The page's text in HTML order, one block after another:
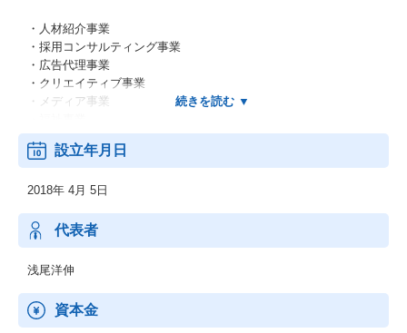
・人材紹介事業
・採用コンサルティング事業
・広告代理事業
・クリエイティブ事業
・メディア事業
・DX事業
若手主体（特に20代が中心）の組織で、スピード感を重視した文
化が根付いています。
年齢や経験に関係なく主体性・挑戦意欲を評価し、実績と人間性
次第で若くしてリーダーや責任ある役割を任される機会が多いで
す。
テスト・新規事業コンペなど多様なキャリアパスを設け、
社員の成長機会を積極的に提供しています。
設立年月日
2018年 4月 5日
代表者
浅尾洋伸
資本金